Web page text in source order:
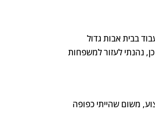
עברתי לעבוד בבית אבות גדול
נהנתי לעזור למשפחות
משום שהייתי כפופה